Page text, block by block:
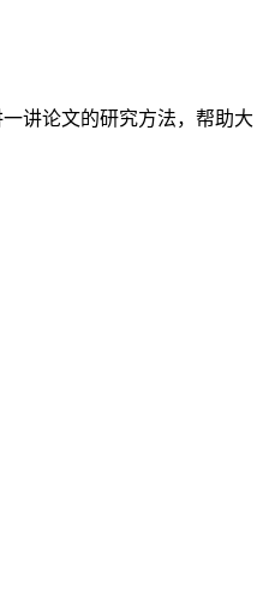
讲论文的研究方法，帮助大